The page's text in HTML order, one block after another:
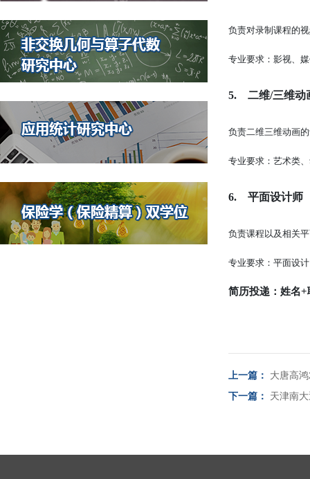
负责对录制课程的
专业要求：影视、
5. 二维/三维动
负责二维三维动画
专业要求：艺术类
6. 平面设计师
负责课程以及相关
专业要求：平面设
简历投递：姓名+
上一篇： 大唐高
下一篇： 天津南